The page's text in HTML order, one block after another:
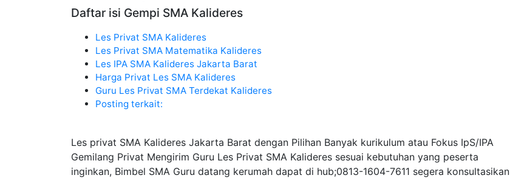
Daftar isi Gempi SMA Kalideres
Les Privat SMA Kalideres
Les Privat SMA Matematika Kalideres
Les IPA SMA Kalideres Jakarta Barat
Harga Privat Les SMA Kalideres
Guru Les Privat SMA Terdekat Kalideres
Posting terkait:
Les privat SMA Kalideres Jakarta Barat dengan Pilihan Banyak kurikulum atau Fokus IpS/IPA
Gemilang Privat Mengirim Guru Les Privat SMA Kalideres sesuai kebutuhan yang peserta
inginkan, Bimbel SMA Guru datang kerumah dapat di hub;0813-1604-7611 segera konsultasikan